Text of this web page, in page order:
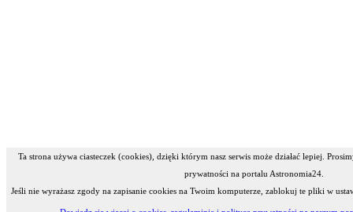
Ta strona używa ciasteczek (cookies), dzięki którym nasz serwis może działać lepiej.
prywatności na portalu Astronomia24.
Jeśli nie wyrażasz zgody na zapisanie cookies na Twoim komputerze, zablokuj te pliki w